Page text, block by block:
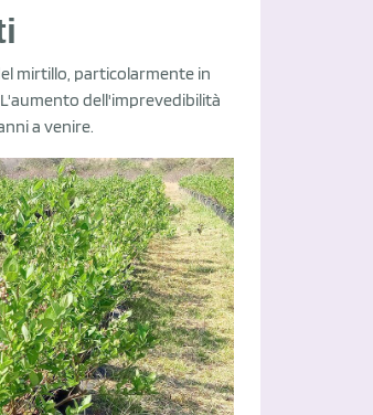
mirtillo, particolarmente in
dell'imprevedibilità
a venire.